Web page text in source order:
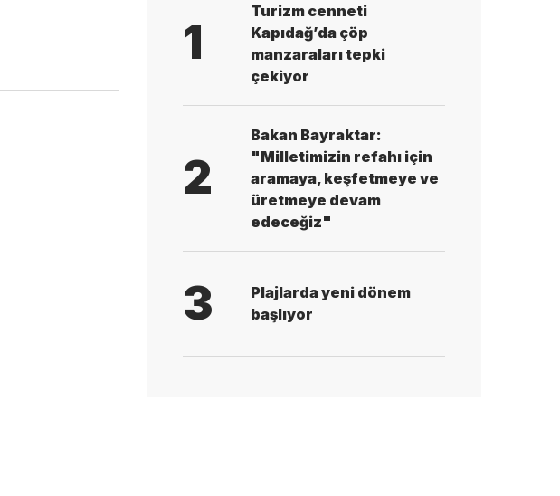
1
Turizm cenneti
Kapıdağ’da çöp
manzaraları tepki
çekiyor
2
Bakan Bayraktar:
"Milletimizin refahı için
aramaya, keşfetmeye ve
üretmeye devam
edeceğiz"
3
Plajlarda yeni dönem
başlıyor